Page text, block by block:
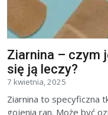
Ziarnina – czym
się ją leczy?
7 kwietnia, 2025
Ziarnina to specyficzna
gojenia ran. Może być